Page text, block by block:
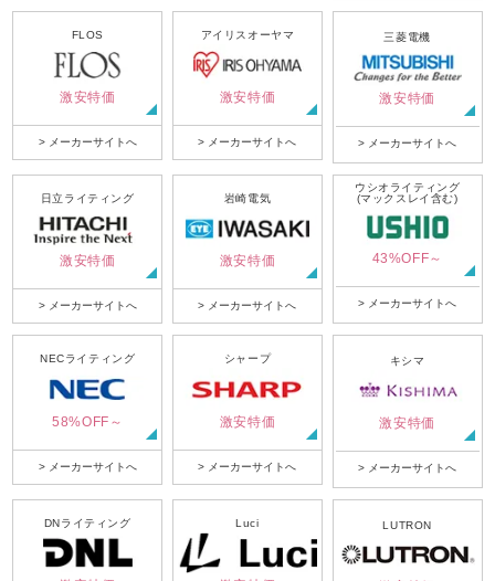
FLOS
激安特価
> メーカーサイトへ
アイリスオーヤマ
激安特価
> メーカーサイトへ
三菱電機
激安特価
> メーカーサイトへ
日立ライティング
激安特価
> メーカーサイトへ
岩崎電気
激安特価
> メーカーサイトへ
ウシオライティング
(マックスレイ含む)
43%OFF～
> メーカーサイトへ
NECライティング
58%OFF～
> メーカーサイトへ
シャープ
激安特価
> メーカーサイトへ
キシマ
激安特価
> メーカーサイトへ
DNライティング Luci LUTRON